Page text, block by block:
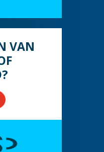
VAN